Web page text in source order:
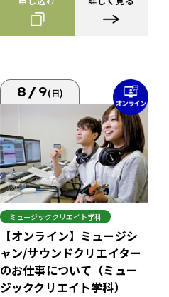
8/9(日)
ミュージッククリエイト学科
【オンライン】ミュージシ
ャン/サウンドクリエイター
のお仕事について（ミュー
ジッククリエイト学科）